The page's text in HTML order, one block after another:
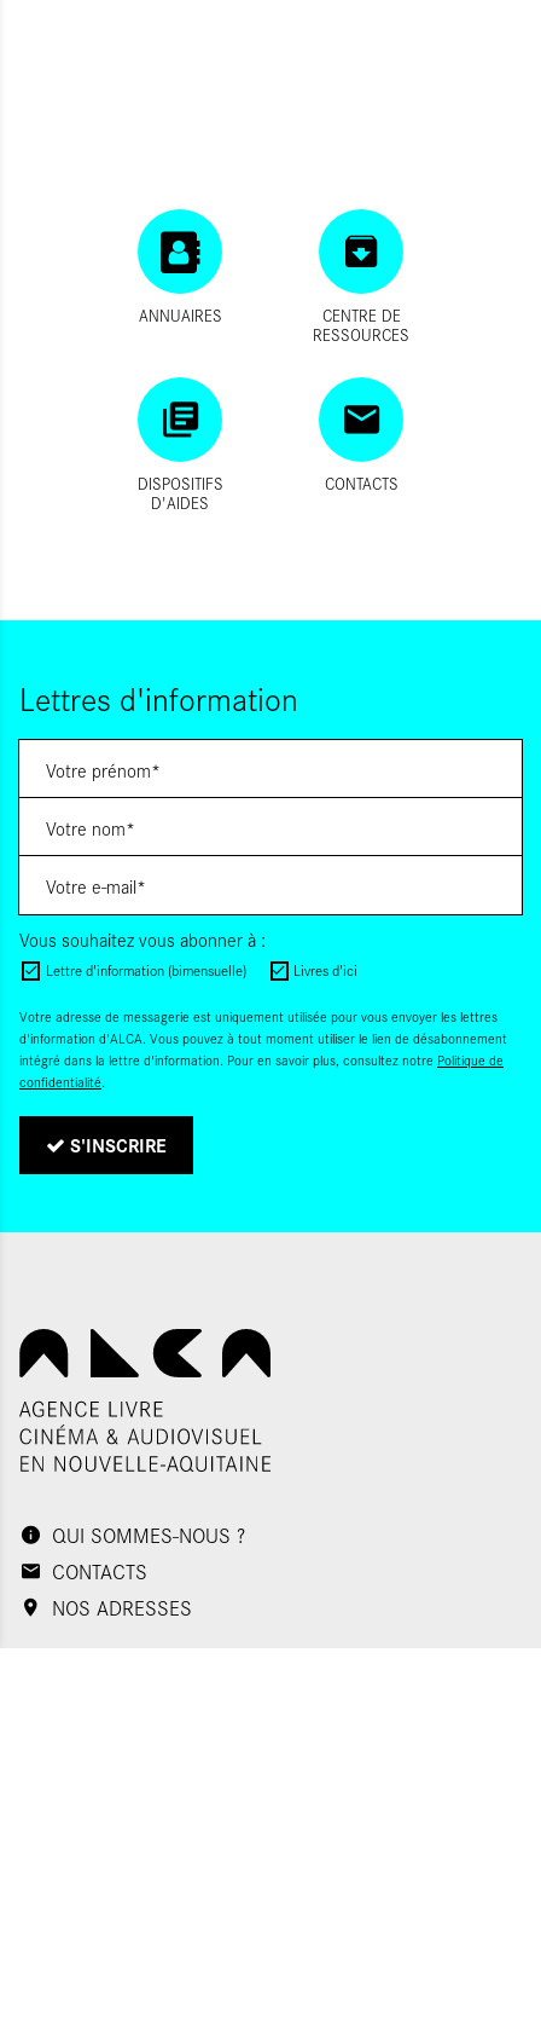
ANNUAIRES
CENTRE DE
RESSOURCES
DISPOSITIFS
D'AIDES
CONTACTS
Lettres d'information
Vous souhaitez vous abonner à :
Lettre d'information (bimensuelle) Livres d'ici
Votre adresse de messagerie est uniquement utilisée pour vous envoyer les lettres
d'information d'ALCA. Vous pouvez à tout moment utiliser le lien de désabonnement
intégré dans la lettre d'information. Pour en savoir plus, consultez notre Politique de
confidentialité.
S'INSCRIRE
QUI SOMMES-NOUS ?
CONTACTS
NOS ADRESSES